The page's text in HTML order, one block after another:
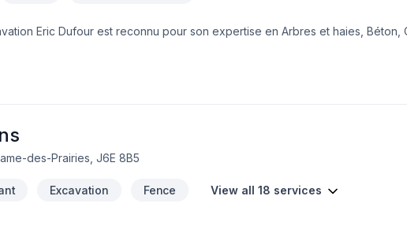
Eric Dufour est reconnu pour son expertise en Arbres et haies, Béton,
de-la-Madeleine avec passion et professionnalisme. Nous
des-Prairies, J6E 8B5
Excavation Fence View all 18 services